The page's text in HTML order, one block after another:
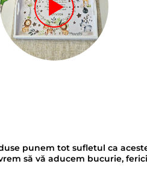
punem tot sufletul ca
să vă aducem bucurie,